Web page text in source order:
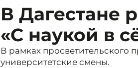
В Дагестане
«С наукой в
В рамках просветительского
университетские смены.